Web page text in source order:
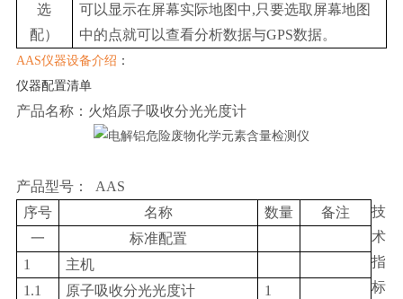
选
配）
可以显示在屏幕实际地图中,只要选取屏幕地图
中的点就可以查看分析数据与GPS数据。
AAS仪器设备介绍 ：
仪器配置清单
产品名称：火焰原子吸收分光光度计
产品型号： AAS
序号
名称 数量
备注
一
标准配置
1
主机
1.1
原子吸收分光光度计
1
技
术
指
标